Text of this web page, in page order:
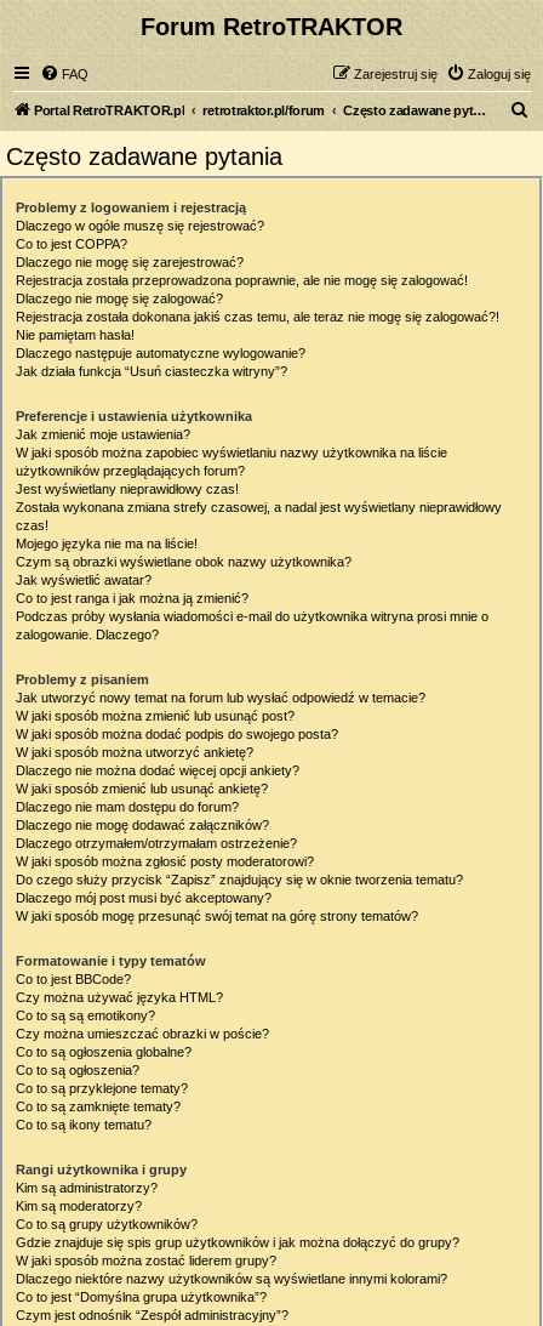
Forum RetroTRAKTOR
FAQ Zaloguj się
Zarejestruj się
Portal RetroTRAKTOR.pl retrotraktor.pl/forum Często zadawane pytania
Często zadawane pytania
Problemy z logowaniem i rejestracją
Dlaczego w ogóle muszę się rejestrować?
Co to jest COPPA?
Dlaczego nie mogę się zarejestrować?
Rejestracja została przeprowadzona poprawnie, ale nie mogę się zalogować!
Dlaczego nie mogę się zalogować?
Rejestracja została dokonana jakiś czas temu, ale teraz nie mogę się zalogować?!
Nie pamiętam hasła!
Dlaczego następuje automatyczne wylogowanie?
Jak działa funkcja “Usuń ciasteczka witryny”?
Preferencje i ustawienia użytkownika
Jak zmienić moje ustawienia?
W jaki sposób można zapobiec wyświetlaniu nazwy użytkownika na liście
użytkowników przeglądających forum?
Jest wyświetlany nieprawidłowy czas!
Została wykonana zmiana strefy czasowej, a nadal jest wyświetlany nieprawidłowy
czas!
Mojego języka nie ma na liście!
Czym są obrazki wyświetlane obok nazwy użytkownika?
Jak wyświetlić awatar?
Co to jest ranga i jak można ją zmienić?
Podczas próby wysłania wiadomości e-mail do użytkownika witryna prosi mnie o
zalogowanie. Dlaczego?
Problemy z pisaniem
Jak utworzyć nowy temat na forum lub wysłać odpowiedź w temacie?
W jaki sposób można zmienić lub usunąć post?
W jaki sposób można dodać podpis do swojego posta?
W jaki sposób można utworzyć ankietę?
Dlaczego nie można dodać więcej opcji ankiety?
W jaki sposób zmienić lub usunąć ankietę?
Dlaczego nie mam dostępu do forum?
Dlaczego nie mogę dodawać załączników?
Dlaczego otrzymałem/otrzymałam ostrzeżenie?
W jaki sposób można zgłosić posty moderatorowi?
Do czego służy przycisk “Zapisz” znajdujący się w oknie tworzenia tematu?
Dlaczego mój post musi być akceptowany?
W jaki sposób mogę przesunąć swój temat na górę strony tematów?
Formatowanie i typy tematów
Co to jest BBCode?
Czy można używać języka HTML?
Co to są są emotikony?
Czy można umieszczać obrazki w poście?
Co to są ogłoszenia globalne?
Co to są ogłoszenia?
Co to są przyklejone tematy?
Co to są zamknięte tematy?
Co to są ikony tematu?
Rangi użytkownika i grupy
Kim są administratorzy?
Kim są moderatorzy?
Co to są grupy użytkowników?
Gdzie znajduje się spis grup użytkowników i jak można dołączyć do grupy?
W jaki sposób można zostać liderem grupy?
Dlaczego niektóre nazwy użytkowników są wyświetlane innymi kolorami?
Co to jest “Domyślna grupa użytkownika”?
Czym jest odnośnik “Zespół administracyjny”?